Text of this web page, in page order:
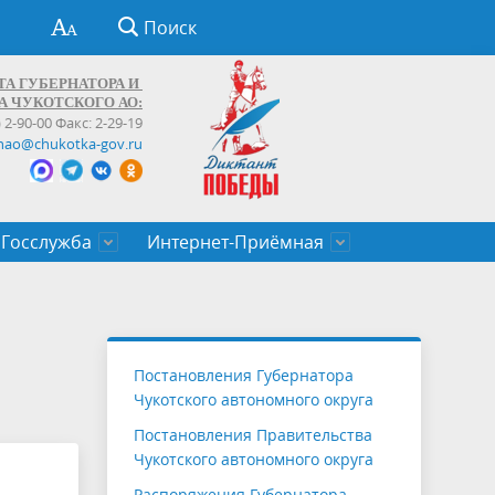
Поиск
ГУБЕРНАТОРА И
ЧУКОТСКОГО АО:
2-90-00 Факс: 2-29-19
gov.ru
Госслужба
служащих Чукотского автономного
Интернет-Приёмная
Постановления Губернатора
Чукотского автономного округа
Постановления Правительства
Чукотского автономного округа